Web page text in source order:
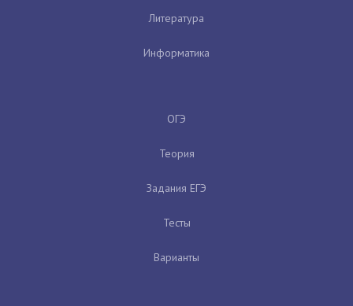
Литература
Информатика
ОГЭ
Теория
Задания ЕГЭ
Тесты
Варианты